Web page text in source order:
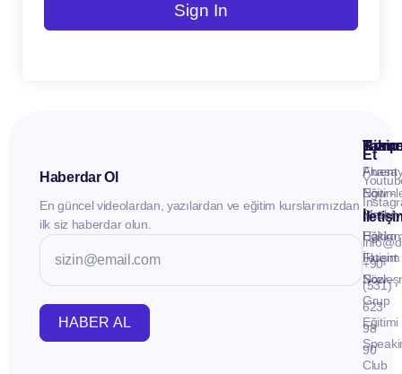
Sign In
Haberdar Ol
En güncel videolardan, yazılardan ve eğitim kurslarımızdan
ilk siz haberdar olun.
HABER AL
İletişim
Fluent
Now -
Birebir
Eğitim
Fluent
Now -
Grup
Eğitimi
Club
Takip
Et
+90
(531)
623
98
90